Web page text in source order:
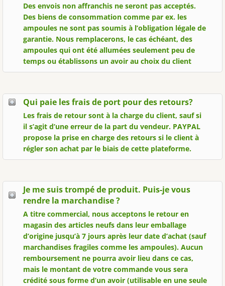
Des envois non affranchis ne seront pas acceptés.
Des biens de consommation comme par ex. les
ampoules ne sont pas soumis à l’obligation légale de
garantie. Nous remplacerons, le cas échéant, des
ampoules qui ont été allumées seulement peu de
temps ou établissons un avoir au choix du client
Qui paie les frais de port pour des retours?
Les frais de retour sont à la charge du client, sauf si
il s’agit d’une erreur de la part du vendeur. PAYPAL
propose la prise en charge des retours si le client à
régler son achat par le biais de cette plateforme.
Je me suis trompé de produit. Puis-je vous
rendre la marchandise ?
A titre commercial, nous acceptons le retour en
magasin des articles neufs dans leur emballage
d’origine jusqu’à 7 jours après leur date d’achat (sauf
marchandises fragiles comme les ampoules). Aucun
remboursement ne pourra avoir lieu dans ce cas,
mais le montant de votre commande vous sera
crédité sous forme d’un avoir (utilisable en une seule